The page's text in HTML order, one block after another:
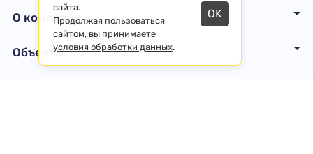
О компании
Объекты
сайта.
Продолжая пользоваться
сайтом, вы принимаете
условия обработки данных.
OK